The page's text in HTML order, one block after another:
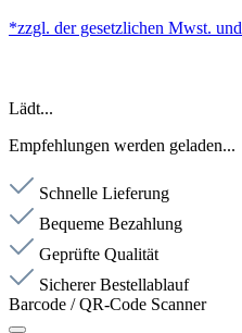
*zzgl. der gesetzlichen Mwst. und
Lädt...
Empfehlungen werden geladen...
Schnelle Lieferung
Bequeme Bezahlung
Geprüfte Qualität
Sicherer Bestellablauf
Barcode / QR-Code Scanner